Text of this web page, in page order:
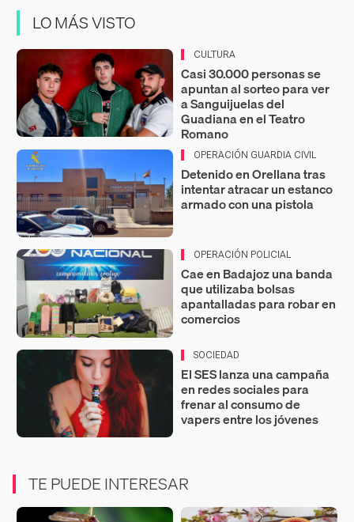
LO MÁS VISTO
CULTURA
Casi 30.000 personas se
apuntan al sorteo para ver
a Sanguijuelas del
Guadiana en el Teatro
Romano
OPERACIÓN GUARDIA CIVIL
Detenido en Orellana tras
intentar atracar un estanco
armado con una pistola
OPERACIÓN POLICIAL
Cae en Badajoz una banda
que utilizaba bolsas
apantalladas para robar en
comercios
SOCIEDAD
El SES lanza una campaña
en redes sociales para
frenar al consumo de
vapers entre los jóvenes
TE PUEDE INTERESAR